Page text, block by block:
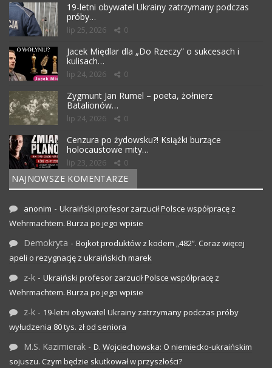
19-letni obywatel Ukrainy zatrzymany podczas
próby…
lip 25, 2026 0
Jacek Międlar dla „Do Rzeczy” o sukcesach i
kulisach…
lip 24, 2026 0
Zygmunt Jan Rumel – poeta, żołnierz
Batalionów…
lip 24, 2026 0
Cenzura po żydowsku?! Książki burzące
holocaustowe mity…
lip 23, 2026 0
NAJNOWSZE KOMENTARZE
anonim - Ukraiński profesor zarzucił Polsce współpracę z
Wehrmachtem. Burza po jego wpisie
Demokryta - Bojkot produktów z kodem „482”. Coraz więcej
apeli o rezygnację z ukraińskich marek
z-k - Ukraiński profesor zarzucił Polsce współpracę z
Wehrmachtem. Burza po jego wpisie
z-k - 19-letni obywatel Ukrainy zatrzymany podczas próby
wyłudzenia 80 tys. zł od seniora
M.S. Kazimierak - D. Wojciechowska: O niemiecko-ukraińskim
sojuszu. Czym będzie skutkował w przyszłości?